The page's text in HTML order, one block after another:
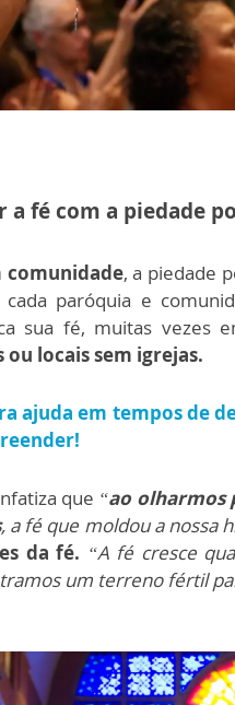
a fé com a piedade
comunidade, a piedade
cada paróquia e
sua fé, muitas vezes
locais sem igrejas.
ajuda em tempos de
que “ao olharmos
, a fé que moldou a nossa
da fé. “A fé cresce
um terreno fértil